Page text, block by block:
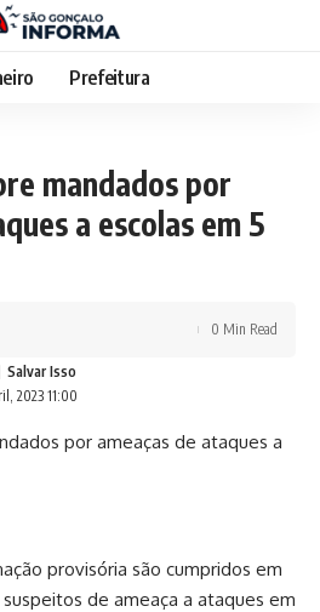
Prefeitura
mandados por
a escolas em 5
2023 11:00
0 Min Read
provisória são cumpridos em
de ameaça a ataques em